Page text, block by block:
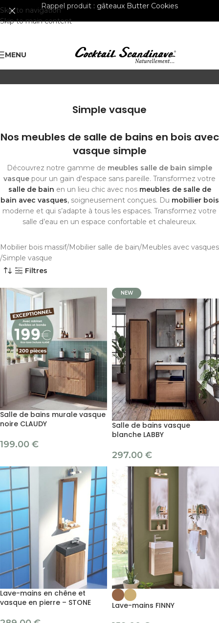
Skip to navigation
Skip to main content
Rappel produit : gâteaux Butter Cookies
MENU
Simple vasque
Nos meubles de salle de bains en bois avec
vasque simple
Découvrez notre gamme de meubles salle de bain simple
vasque pour un gain d'espace sans pareille. Transformez votre
salle de bain en un lieu chic avec nos meubles de salle de
bain avec vasques, soigneusement conçues. Du mobilier bois
moderne et qui s’adapte à tous les espaces. Transformez votre
salle d’eau en un espace confortable et chaleureux.
Mobilier bois massif Mobilier salle de bain Meubles avec vasques
Simple vasque
Filtres
Salle de bains murale vasque
noire CLAUDY
199.00 €
NEW
Salle de bains vasque
blanche LABBY
297.00 €
Lave-mains en chêne et
vasque en pierre – STONE
Lave-mains FINNY